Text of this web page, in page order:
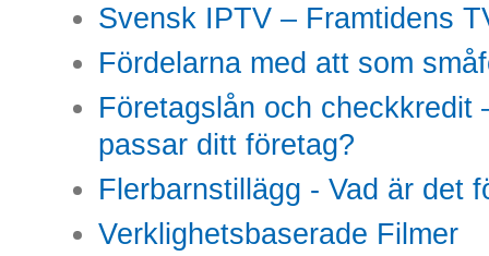
Svensk IPTV – Framtidens
Fördelarna med att som
Företagslån och checkkredit
passar ditt företag?
Flerbarnstillägg - Vad är det
Verklighetsbaserade Filmer